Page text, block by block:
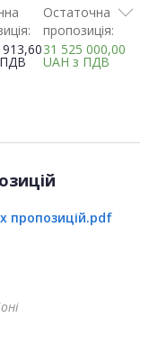
Остаточна
пропозиція:
31 525 000,00
UAH з ПДВ
пропозицій.pdf